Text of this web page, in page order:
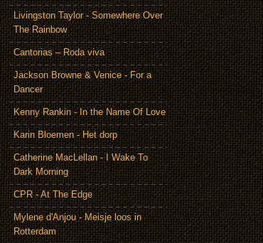
Livingston Taylor - Somewhere Over
The Rainbow
Cantorias – Roda viva
Jackson Browne & Venice - For a
Dancer
Kenny Rankin - In the Name Of Love
Karin Bloemen - Het dorp
Catherine MacLellan - I Wake To
Dark Morning
CPR - At The Edge
Mylene d'Anjou - Meisje loos in
Rotterdam